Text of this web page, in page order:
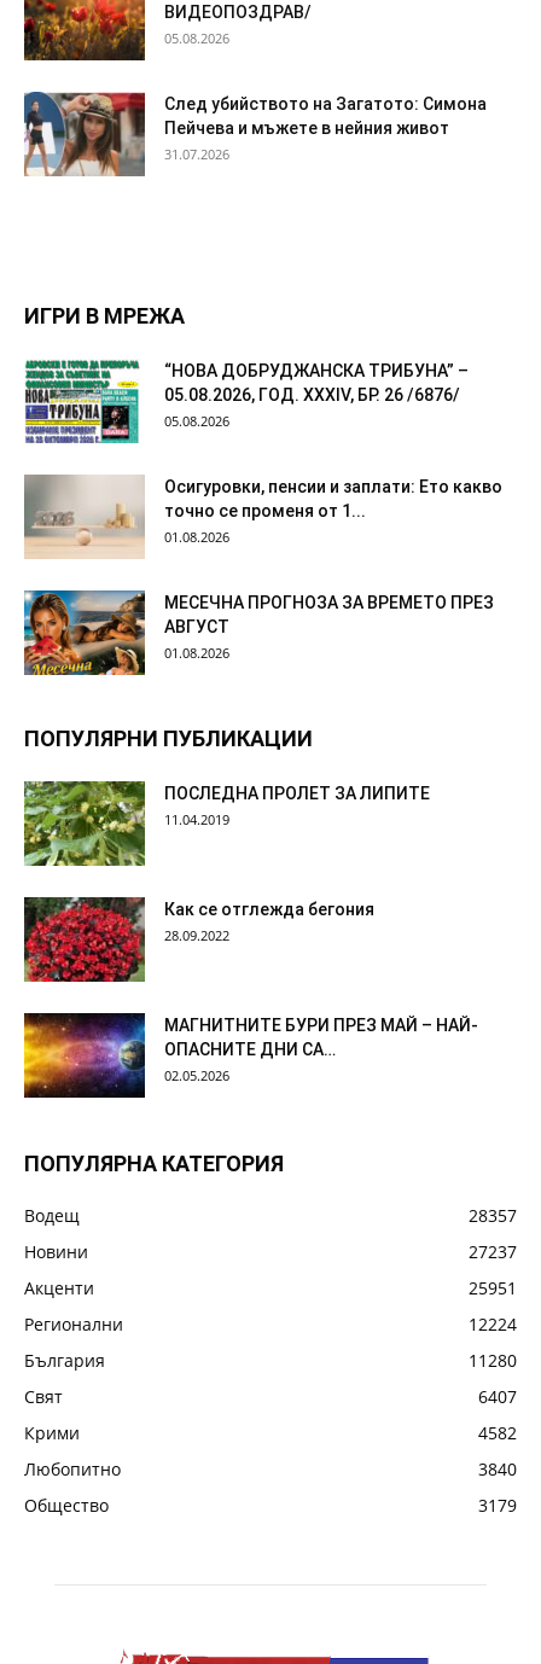
ВИДЕОПОЗДРАВ/
05.08.2026
След убийството на Загатото: Симона
Пейчева и мъжете в нейния живот
31.07.2026
ИГРИ В МРЕЖА
“НОВА ДОБРУДЖАНСКА ТРИБУНА” –
05.08.2026, ГОД. XXХIV, БР. 26 /6876/
05.08.2026
Осигуровки, пенсии и заплати: Ето какво
точно се променя от 1...
01.08.2026
МЕСЕЧНА ПРОГНОЗА ЗА ВРЕМЕТО ПРЕЗ
АВГУСТ
01.08.2026
ПОПУЛЯРНИ ПУБЛИКАЦИИ
ПОСЛЕДНА ПРОЛЕТ ЗА ЛИПИТЕ
11.04.2019
Как се отглежда бегония
28.09.2022
МАГНИТНИТЕ БУРИ ПРЕЗ МАЙ – НАЙ-
ОПАСНИТЕ ДНИ СА…
02.05.2026
ПОПУЛЯРНА КАТЕГОРИЯ
Водещ
28357
Новини
27237
Акценти
25951
Регионални
12224
България
11280
Свят
6407
Крими
4582
Любопитно
3840
Общество
3179